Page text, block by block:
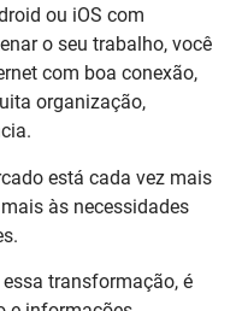
ou iOS com
o seu trabalho, você
com boa conexão,
organização,
está cada vez mais
às necessidades
transformação, é